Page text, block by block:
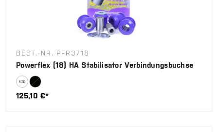
BEST.-NR. PFR3718
Powerflex (18) HA Stabilisator Verbindungsbuchse
125,10 €*